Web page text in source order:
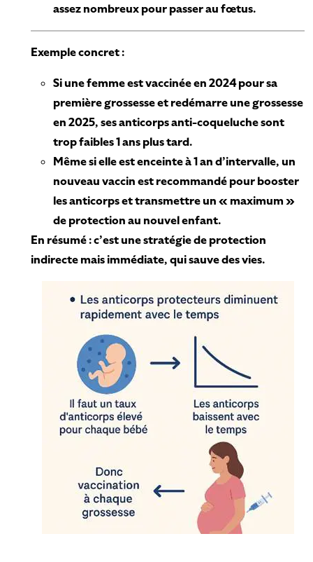
assez nombreux pour passer au fœtus.
Exemple concret :
Si une femme est vaccinée en 2024 pour sa
première grossesse et redémarre une grossesse
en 2025, ses anticorps anti-coqueluche sont
trop faibles 1 ans plus tard.
Même si elle est enceinte à 1 an d’intervalle, un
nouveau vaccin est recommandé pour booster
les anticorps et transmettre un « maximum »
de protection au nouvel enfant.
En résumé : c’est une stratégie de protection
indirecte mais immédiate, qui sauve des vies.